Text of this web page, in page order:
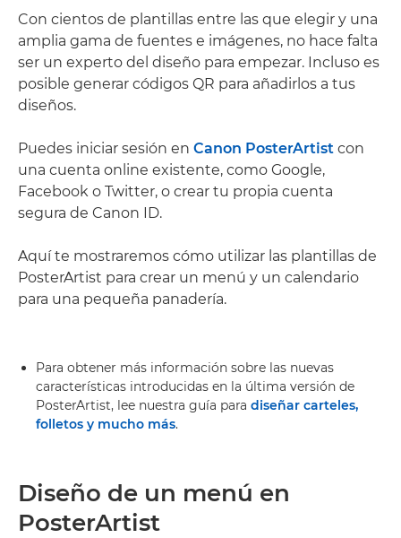
Con cientos de plantillas entre las que elegir y una
amplia gama de fuentes e imágenes, no hace falta
ser un experto del diseño para empezar. Incluso es
posible generar códigos QR para añadirlos a tus
diseños.
Puedes iniciar sesión en Canon PosterArtist con
una cuenta online existente, como Google,
Facebook o Twitter, o crear tu propia cuenta
segura de Canon ID.
Aquí te mostraremos cómo utilizar las plantillas de
PosterArtist para crear un menú y un calendario
para una pequeña panadería.
Para obtener más información sobre las nuevas
características introducidas en la última versión de
PosterArtist, lee nuestra guía para diseñar carteles,
folletos y mucho más.
Diseño de un menú en
PosterArtist